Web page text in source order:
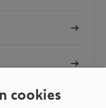
cookies